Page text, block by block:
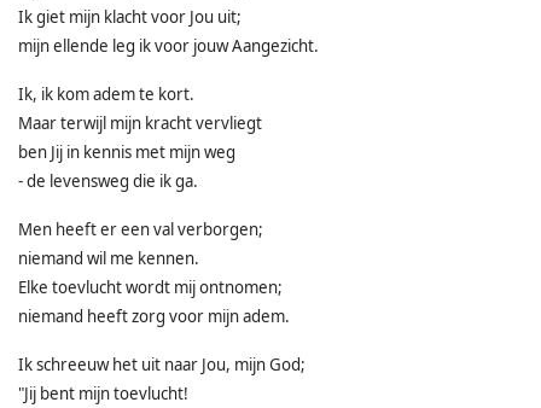
Ik giet mijn klacht voor Jou uit;
mijn ellende leg ik voor jouw Aangezicht.
Ik, ik kom adem te kort.
Maar terwijl mijn kracht vervliegt
ben Jij in kennis met mijn weg
- de levensweg die ik ga.
Men heeft er een val verborgen;
niemand wil me kennen.
Elke toevlucht wordt mij ontnomen;
niemand heeft zorg voor mijn adem.
Ik schreeuw het uit naar Jou, mijn God;
"Jij bent mijn toevlucht!